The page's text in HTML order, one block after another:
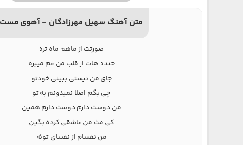
متن آهنگ سهیل مهرزادگان - آهوی مست
صورتت از ماهم ماه تره
خنده هات از قلب من غم میبره
جای من نیستی ببینی خودتو
چی بگم اصلا نمیدونم به تو
من دوست دارم دوست دارم همین
کی مث من عاشقی کرده بگین
من نفسام از نفسای توئه